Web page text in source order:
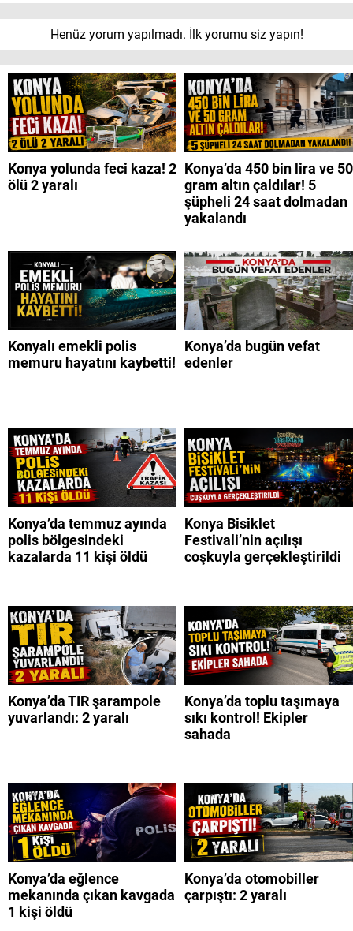
Henüz yorum yapılmadı. İlk yorumu siz yapın!
Konya yolunda feci kaza! 2
ölü 2 yaralı
Konya’da 450 bin lira ve 50
gram altın çaldılar! 5
şüpheli 24 saat dolmadan
yakalandı
Konyalı emekli polis
memuru hayatını kaybetti!
Konya’da bugün vefat
edenler
Konya’da temmuz ayında
polis bölgesindeki
kazalarda 11 kişi öldü
Konya Bisiklet
Festivali’nin açılışı
coşkuyla gerçekleştirildi
Konya’da TIR şarampole
yuvarlandı: 2 yaralı
Konya’da toplu taşımaya
sıkı kontrol! Ekipler
sahada
Konya’da eğlence
mekanında çıkan kavgada
1 kişi öldü
Konya’da otomobiller
çarpıştı: 2 yaralı